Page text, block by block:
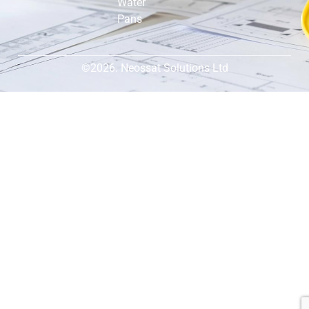
Pans
©2026. Neossat Solutions Ltd